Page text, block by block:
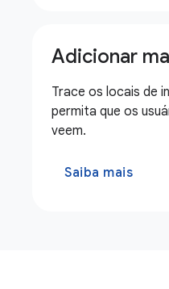
Adicionar
Trace os locais de
permita que os
veem.
Saiba mais